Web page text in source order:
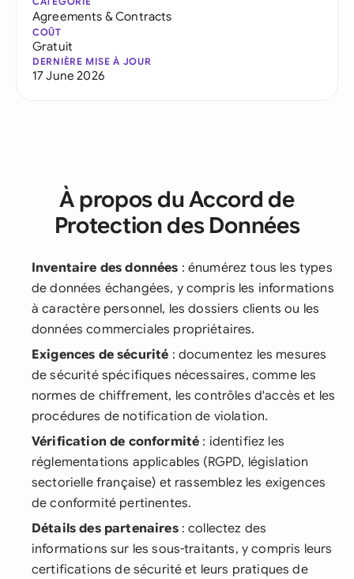
Agreements & Contracts
COÛT
Gratuit
DERNIÈRE MISE À JOUR
17 June 2026
À propos du Accord de
Protection des Données
Inventaire des données : énumérez tous les types
de données échangées, y compris les informations
à caractère personnel, les dossiers clients ou les
données commerciales propriétaires.
Exigences de sécurité : documentez les mesures
de sécurité spécifiques nécessaires, comme les
normes de chiffrement, les contrôles d'accès et les
procédures de notification de violation.
Vérification de conformité : identifiez les
réglementations applicables (RGPD, législation
sectorielle française) et rassemblez les exigences
de conformité pertinentes.
Détails des partenaires: collectez des
informations sur les sous-traitants, y compris leurs
certifications de sécurité et leurs pratiques de